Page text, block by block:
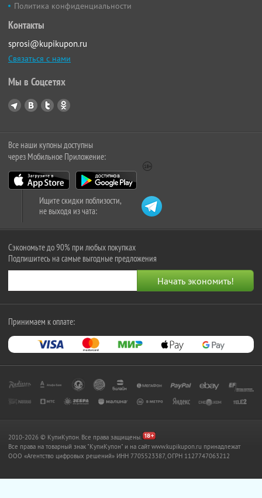
Политика конфиденциальности
Контакты
sprosi@kupikupon.ru
Связаться с нами
Мы в Соцсетях
Все наши купоны доступны
через Мобильное Приложение:
Ищите скидки поблизости,
не выходя из чата:
Сэкономьте до 90% при любых покупках
Подпишитесь на самые выгодные предложения
Принимаем к оплате:
2010-2026 © КупиКупон. Все права защищены.
Все права на товарный знак "КупиКупон" и на сайт www.kupikupon.ru принадлежат
OOO «Агентство цифровых решений» ИНН 7705523387, ОГРН 1127747063212